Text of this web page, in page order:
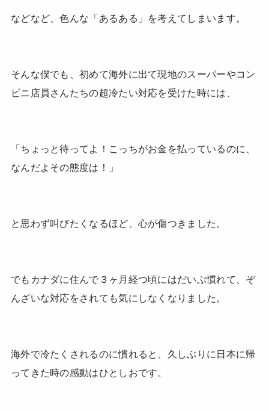
などなど、色んな「あるある」を考えてしまいます。
そんな僕でも、初めて海外に出て現地のスーパーやコン
ビニ店員さんたちの超冷たい対応を受けた時には、
「ちょっと待ってよ！こっちがお金を払っているのに、
なんだよその態度は！」
と思わず叫びたくなるほど、心が傷つきました。
でもカナダに住んで３ヶ月経つ頃にはだいぶ慣れて、ぞ
んざいな対応をされても気にしなくなりました。
海外で冷たくされるのに慣れると、久しぶりに日本に帰
ってきた時の感動はひとしおです。